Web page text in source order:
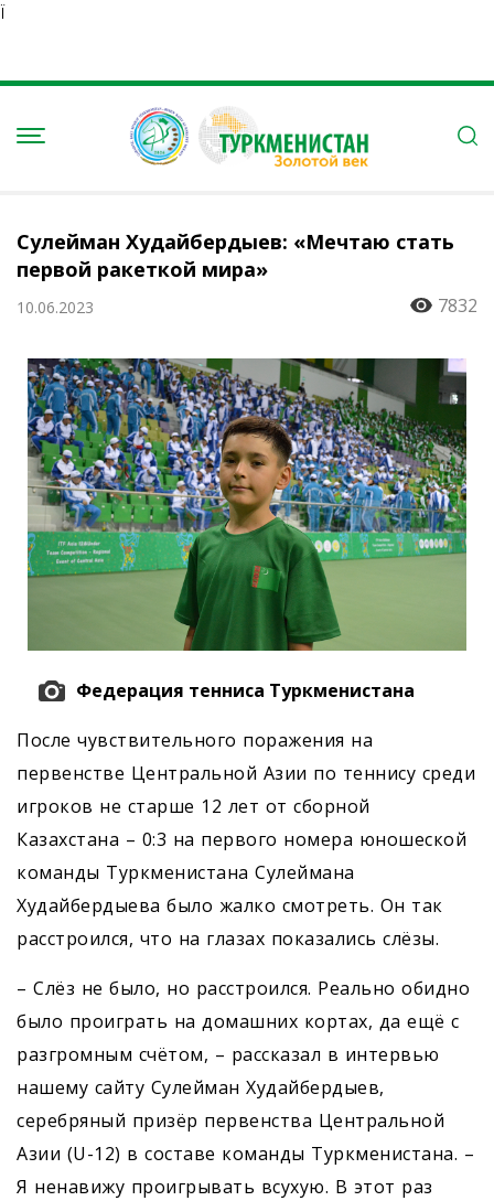
Ï
Сулейман Худайбердыев: «Мечтаю стать
первой ракеткой мира»
10.06.2023 7832
Федерация тенниса Туркменистана
После чувствительного поражения на
первенстве Центральной Азии по теннису среди
игроков не старше 12 лет от сборной
Казахстана – 0:3 на первого номера юношеской
команды Туркменистана Сулеймана
Худайбердыева было жалко смотреть. Он так
расстроился, что на глазах показались слёзы.
– Слёз не было, но расстроился. Реально обидно
было проиграть на домашних кортах, да ещё с
разгромным счётом, – рассказал в интервью
нашему сайту Сулейман Худайбердыев,
серебряный призёр первенства Центральной
Азии (U-12) в составе команды Туркменистана. –
Я ненавижу проигрывать всухую. В этот раз